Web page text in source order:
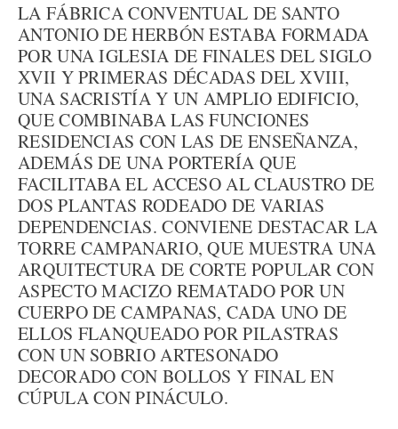
LA FÁBRICA CONVENTUAL DE SANTO
ANTONIO DE HERBÓN ESTABA FORMADA
POR UNA IGLESIA DE FINALES DEL SIGLO
XVII Y PRIMERAS DÉCADAS DEL XVIII,
UNA SACRISTÍA Y UN AMPLIO EDIFICIO,
QUE COMBINABA LAS FUNCIONES
RESIDENCIAS CON LAS DE ENSEÑANZA,
ADEMÁS DE UNA PORTERÍA QUE
FACILITABA EL ACCESO AL CLAUSTRO DE
DOS PLANTAS RODEADO DE VARIAS
DEPENDENCIAS. CONVIENE DESTACAR LA
TORRE CAMPANARIO, QUE MUESTRA UNA
ARQUITECTURA DE CORTE POPULAR CON
ASPECTO MACIZO REMATADO POR UN
CUERPO DE CAMPANAS, CADA UNO DE
ELLOS FLANQUEADO POR PILASTRAS
CON UN SOBRIO ARTESONADO
DECORADO CON BOLLOS Y FINAL EN
CÚPULA CON PINÁCULO.